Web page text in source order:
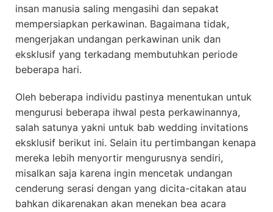
insan manusia saling mengasihi dan sepakat
mempersiapkan perkawinan. Bagaimana tidak,
mengerjakan undangan perkawinan unik dan
eksklusif yang terkadang membutuhkan periode
beberapa hari.
Oleh beberapa individu pastinya menentukan untuk
mengurusi beberapa ihwal pesta perkawinannya,
salah satunya yakni untuk bab wedding invitations
eksklusif berikut ini. Selain itu pertimbangan kenapa
mereka lebih menyortir mengurusnya sendiri,
misalkan saja karena ingin mencetak undangan
cenderung serasi dengan yang dicita-citakan atau
bahkan dikarenakan akan menekan bea acara